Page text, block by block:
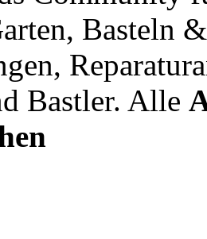
Basteln
Bastler. Alle